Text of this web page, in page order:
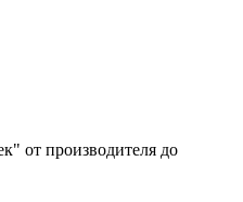
от производителя до